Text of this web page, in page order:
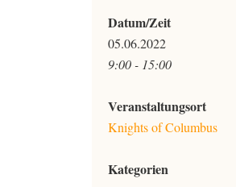
Datum/Zeit
05.06.2022
9:00 - 15:00
Veranstaltungsort
Knights of Columbus
Kategorien